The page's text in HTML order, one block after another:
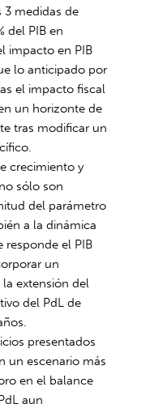
3 medidas de
del PIB en
impacto en PIB
lo anticipado por
el impacto fiscal
un horizonte de
tras modificar un
crecimiento y
sólo son
del parámetro
a la dinámica
responde el PIB
un
extensión del
del PdL de
presentados
un escenario más
en el balance
aun